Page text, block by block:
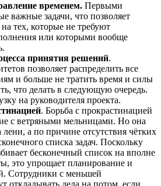
временем. Первыми
важные задачи, что позволяет
тех, которые не требуют
или которыми вообще
принятия решений.
позволяет распределить все
и больше не тратить время и силы
что делать в следующую очередь.
на руководителя проекта.
. Борьба с прокрастинацией
с ветряными мельницами. Но она
лени, а по причине отсутствия чётких
списка задач. Поскольку
бесконечный список на вполне
это упрощает планирование и
Сотрудники с меньшей
откладывать дела на потом, если